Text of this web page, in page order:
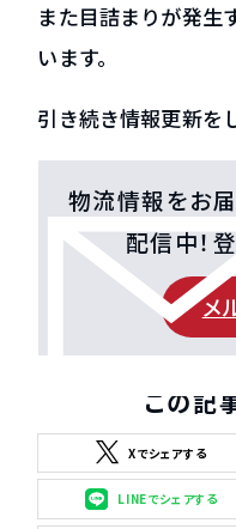
また目詰まりが発生
います。
引き続き情報更新を
物流情報をお
配信中！
メ
この記
Xでシェアする
LINEでシェアする